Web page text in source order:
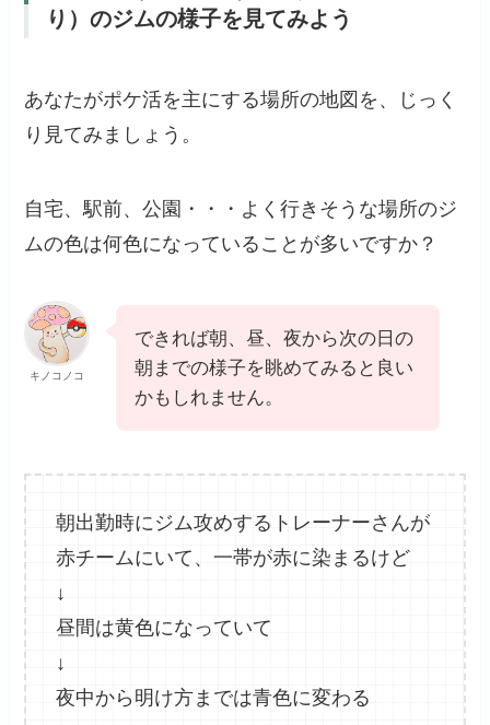
り）のジムの様子を見てみよう
あなたがポケ活を主にする場所の地図を、じっく
り見てみましょう。
自宅、駅前、公園・・・よく行きそうな場所のジ
ムの色は何色になっていることが多いですか？
キノコノコ
できれば朝、昼、夜から次の日の
朝までの様子を眺めてみると良い
かもしれません。
朝出勤時にジム攻めするトレーナーさんが
赤チームにいて、一帯が赤に染まるけど
↓
昼間は黄色になっていて
↓
夜中から明け方までは青色に変わる